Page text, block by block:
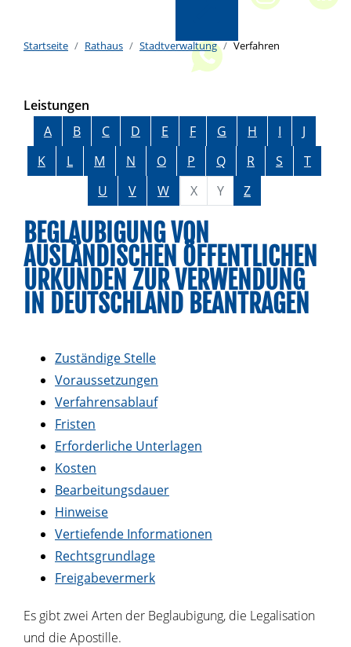
Startseite Rathaus Stadtverwaltung Verfahren
Leistungen
Alphabetisches Register überspringen
A B C D E F G H I
J
K
L M N O P Q R S
T
U
V W X Y Z
BEGLAUBIGUNG VON
AUSLÄNDISCHEN ÖFFENTLICHEN
URKUNDEN ZUR VERWENDUNG
IN DEUTSCHLAND BEANTRAGEN
Zuständige Stelle
Voraussetzungen
Verfahrensablauf
Fristen
Erforderliche Unterlagen
Kosten
Bearbeitungsdauer
Hinweise
Vertiefende Informationen
Rechtsgrundlage
Freigabevermerk
Es gibt zwei Arten der Beglaubigung, die Legalisation
und die Apostille.